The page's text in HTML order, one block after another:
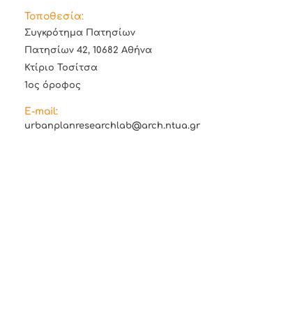
Τοποθεσία:
Συγκρότημα Πατησίων
Πατησίων 42, 10682 Αθήνα
Κτίριο Τοσίτσα
1ος όροφος
E-mail:
urbanplanresearchlab@arch.ntua.gr